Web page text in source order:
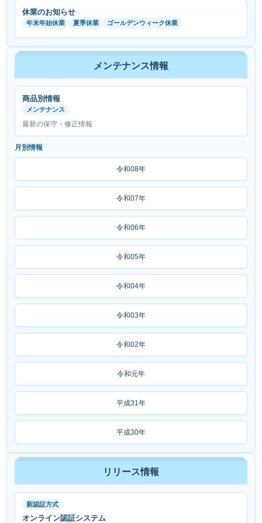
休業のお知らせ
年末年始休業 夏季休業 ゴールデンウィーク休業
メンテナンス情報
商品別情報
メンテナンス
最新の保守・修正情報
月別情報
令和08年
令和07年
令和06年
令和05年
令和04年
令和03年
令和02年
令和元年
平成31年
平成30年
リリース情報
新認証方式
オンライン認証システム